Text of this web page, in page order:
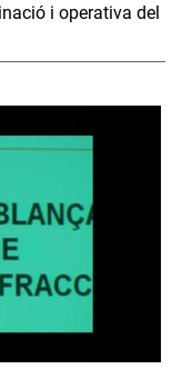
i operativa del